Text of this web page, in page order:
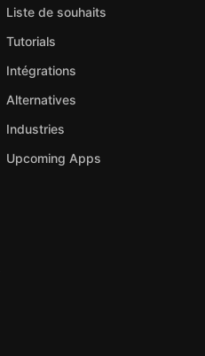
Liste de souhaits
Tutorials
Intégrations
Alternatives
Industries
Upcoming Apps